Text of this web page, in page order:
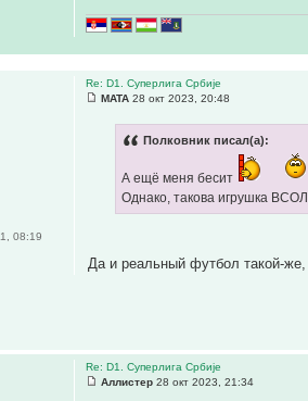
Re: D1. Суперлига Србије
MATA 28 окт 2023, 20:48
Полковник писал(а):
А ещё меня бесит
Однако, такова игрушка ВСОЛ
Да и реальный футбол такой-
08:19
Re: D1. Суперлига Србије
Аллистер 28 окт 2023, 21:34